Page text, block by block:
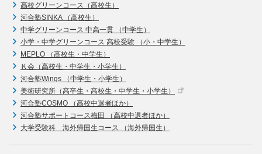
高校グリーンコース（高校生）
河合塾SINKA （高校生）
中学グリーンコース 中高一貫 （中学生）
小学・中学グリーンコース 高校受験 （小・中学生）
MEPLO （高校生・中学生）
Ｋ会（高校生・中学生・小学生）
河合塾Wings （中学生・小学生）
美術研究所（高卒生・高校生・中学生・小学生）
河合塾COSMO （高校中退者ほか）
河合塾サポートコース梅田 （高校中退者ほか）
大学受験科 海外帰国生コース （海外帰国生）